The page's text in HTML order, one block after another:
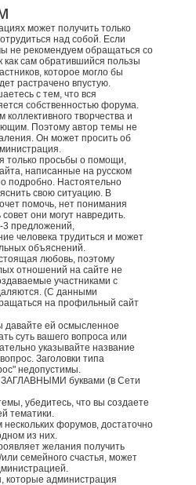
может получить только
над собой. Если
не рекомендуем обращаться со
как сам обратившийся пользы
которое могло бы
растрачено впустую.
с тем, что вся
собственностью форума.
творчества и
Поэтому автор темы не
Он может просить об
только просьбы о помощи,
написанные на русском
подробно. Настоятельно
свою ситуацию. В
помочь, нет понимания
они могут навредить.
предложений,
человека трудиться и может
объяснений.
любовь, поэтому
отношений на сайте не
участниками с
(С данными
на профильный сайт
давайте ей осмысленное
суть вашего вопроса или
указывайте название
Заголовки типа
недопустимы.
буквами (в Сети
убедитесь, что вы создаете
тематики.
нескольких форумов, достаточно
из них.
желания получить
семейного счастья, может
которые администрация